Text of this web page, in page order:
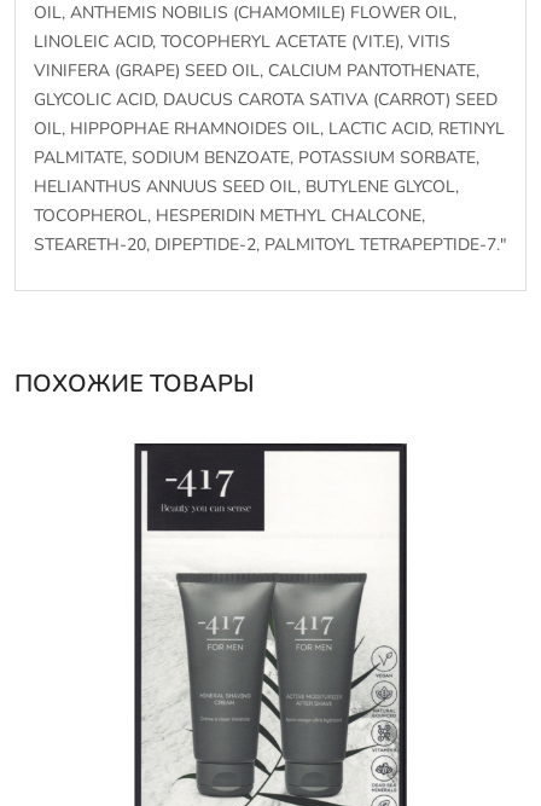
OIL, ANTHEMIS NOBILIS (CHAMOMILE) FLOWER OIL,
LINOLEIC ACID, TOCOPHERYL ACETATE (VIT.E), VITIS
VINIFERA (GRAPE) SEED OIL, CALCIUM PANTOTHENATE,
GLYCOLIC ACID, DAUCUS CAROTA SATIVA (CARROT) SEED
OIL, HIPPOPHAE RHAMNOIDES OIL, LACTIC ACID, RETINYL
PALMITATE, SODIUM BENZOATE, POTASSIUM SORBATE,
HELIANTHUS ANNUUS SEED OIL, BUTYLENE GLYCOL,
TOCOPHEROL, HESPERIDIN METHYL CHALCONE,
STEARETH-20, DIPEPTIDE-2, PALMITOYL TETRAPEPTIDE-7."
ПОХОЖИЕ ТОВАРЫ